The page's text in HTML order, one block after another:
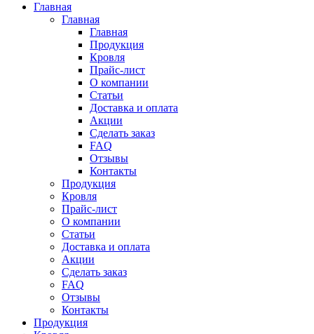
Главная
Главная
Главная
Продукция
Кровля
Прайс-лист
О компании
Статьи
Доставка и оплата
Акции
Сделать заказ
FAQ
Отзывы
Контакты
Продукция
Кровля
Прайс-лист
О компании
Статьи
Доставка и оплата
Акции
Сделать заказ
FAQ
Отзывы
Контакты
Продукция